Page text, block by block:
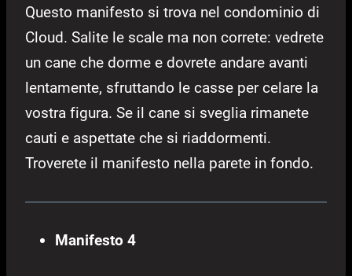
Questo manifesto si trova nel condominio di
Cloud. Salite le scale ma non correte: vedrete
un cane che dorme e dovrete andare avanti
lentamente, sfruttando le casse per celare la
vostra figura. Se il cane si sveglia rimanete
cauti e aspettate che si riaddormenti.
Troverete il manifesto nella parete in fondo.
Manifesto 4